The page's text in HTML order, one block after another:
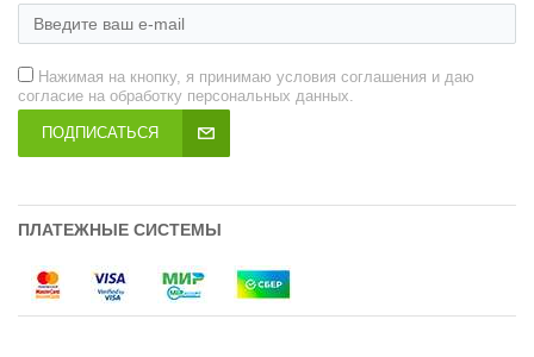
Нажимая на кнопку, я принимаю условия соглашения и даю
согласие на обработку персональных данных.
ПОДПИСАТЬСЯ
ПЛАТЕЖНЫЕ СИСТЕМЫ